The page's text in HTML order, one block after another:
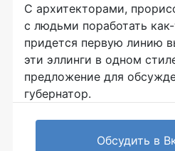
С архитекторами,
с людьми поработать
придется первую линию
эти эллинги в одном
предложение для
губернатор.
Обсудить в